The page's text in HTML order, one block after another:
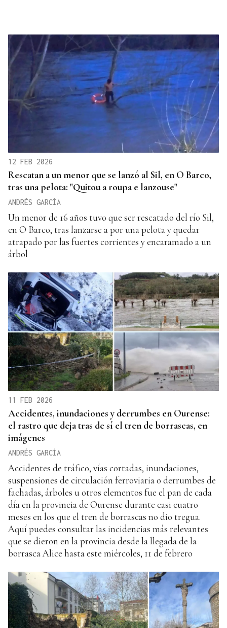
12 FEB 2026
Rescatan a un menor que se lanzó al Sil, en O Barco,
tras una pelota: "Quitou a roupa e lanzouse"
ANDRÉS GARCÍA
Un menor de 16 años tuvo que ser rescatado del río Sil,
en O Barco, tras lanzarse a por una pelota y quedar
atrapado por las fuertes corrientes y encaramado a un
árbol
11 FEB 2026
Accidentes, inundaciones y derrumbes en Ourense:
el rastro que deja tras de sí el tren de borrascas, en
imágenes
ANDRÉS GARCÍA
Accidentes de tráfico, vías cortadas, inundaciones,
suspensiones de circulación ferroviaria o derrumbes de
fachadas, árboles u otros elementos fue el pan de cada
día en la provincia de Ourense durante casi cuatro
meses en los que el tren de borrascas no dio tregua.
Aquí puedes consultar las incidencias más relevantes
que se dieron en la provincia desde la llegada de la
borrasca Alice hasta este miércoles, 11 de febrero